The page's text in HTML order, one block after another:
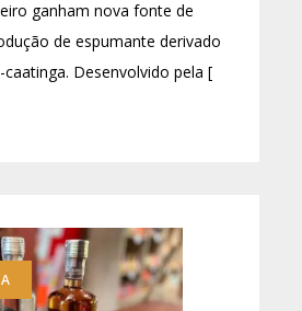
ganham nova fonte de
de espumante derivado
Desenvolvido pela [